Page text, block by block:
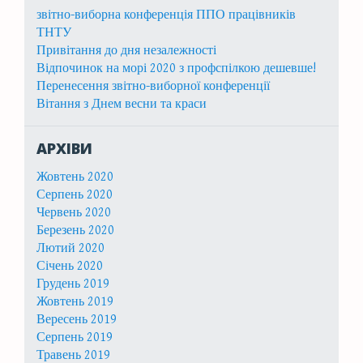
звітно-виборна конференція ППО працівників
ТНТУ
Привітання до дня незалежності
Відпочинок на морі 2020 з профспілкою дешевше!
Перенесення звітно-виборної конференції
Вітання з Днем весни та краси
АРХІВИ
Жовтень 2020
Серпень 2020
Червень 2020
Березень 2020
Лютий 2020
Січень 2020
Грудень 2019
Жовтень 2019
Вересень 2019
Серпень 2019
Травень 2019